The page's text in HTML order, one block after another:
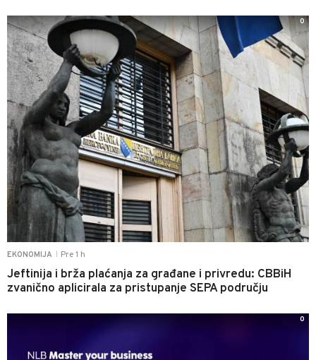
EKONOMIJA Pre 1 h
Jeftinija i brža plaćanja za građane i privredu: CBBiH
zvanično aplicirala za pristupanje SEPA području
0
0